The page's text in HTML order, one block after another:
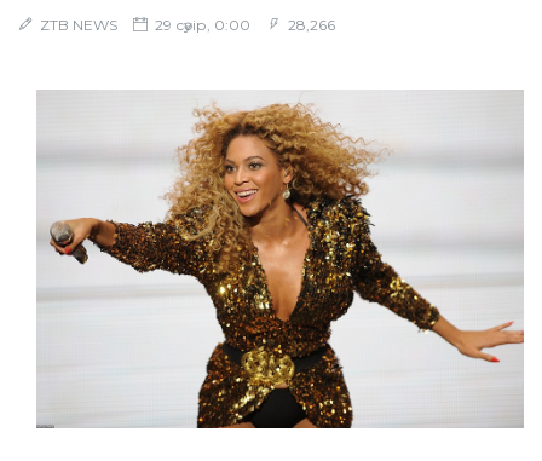
ZTB NEWS 29 сәуір, 0:00 28,266